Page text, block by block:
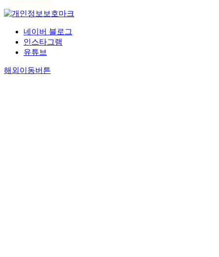
네이버 블로그
인스타그램
유튜브
해외이동버튼